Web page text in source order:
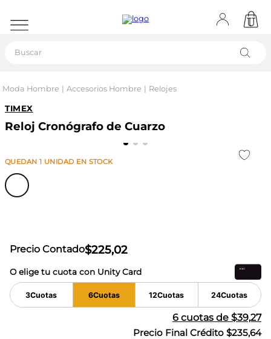
Moda Hombre Accesorios Hombre Relojes
TIMEX
Reloj Cronógrafo de Cuarzo
QUEDAN1 UNIDAD EN STOCK
Precio Contado$225,02
O elige tu cuota con Unity Card
3Cuotas 6Cuotas 12Cuotas 24Cuotas
6 cuotas de $39,27
Precio Final Crédito $235,64